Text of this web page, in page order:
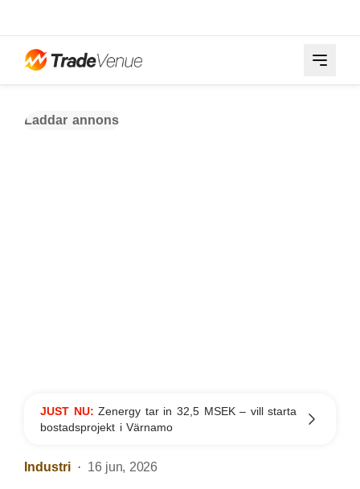
Laddar annons
JUST NU:Zenergy tar in 32,5 MSEK – vill starta
bostadsprojekt i Värnamo
Industri 16 jun, 2026